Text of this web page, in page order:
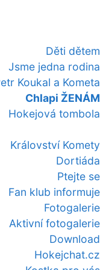
Děti dětem
Jsme jedna rodina
Koukal a Kometa
Chlapi ŽENÁM
Hokejová tombola
Království Komety
Dortiáda
Ptejte se
Fan klub informuje
Fotogalerie
Aktivní fotogalerie
Download
Hokejchat.cz